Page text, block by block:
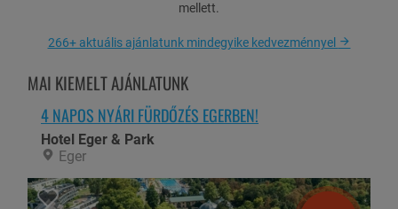
Éjszaka hosszabbítás: 19.950 Ft/2 fő/éj
Hétvégi felár: 12.000 Ft/utalvány (péntek és/vagy szombat
éjszaka)
Családi/prémium szoba felára 2 fő részére: 5.000 Ft/szoba/éj
Idegenforgalmi adó 2025-ben: 500 Ft/fő/éj (18 éves kortól)
- Az idegenforgalmi adó mértéke 2026-ban változhat.
mellett.
266+ aktuális ajánlatunk mindegyike kedvezménnyel
MAI KIEMELT AJÁNLATUNK
4 NAPOS NYÁRI FÜRDŐZÉS EGERBEN!
Hotel Eger & Park
Eger